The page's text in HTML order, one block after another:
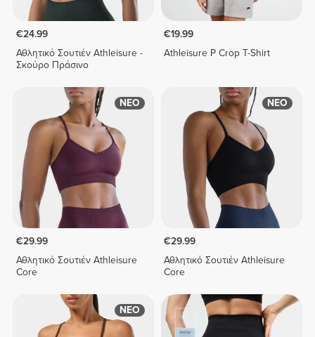
€24.99
Αθλητικό Σουτιέν Athleisure -
Σκούρο Πράσινο
€19.99
Athleisure P Crop T-Shirt
ΝΕΟ
€29.99
Αθλητικό Σουτιέν Athleisure
Core
ΝΕΟ
€29.99
Αθλητικό Σουτιέν Athleisure
Core
ΝΕΟ